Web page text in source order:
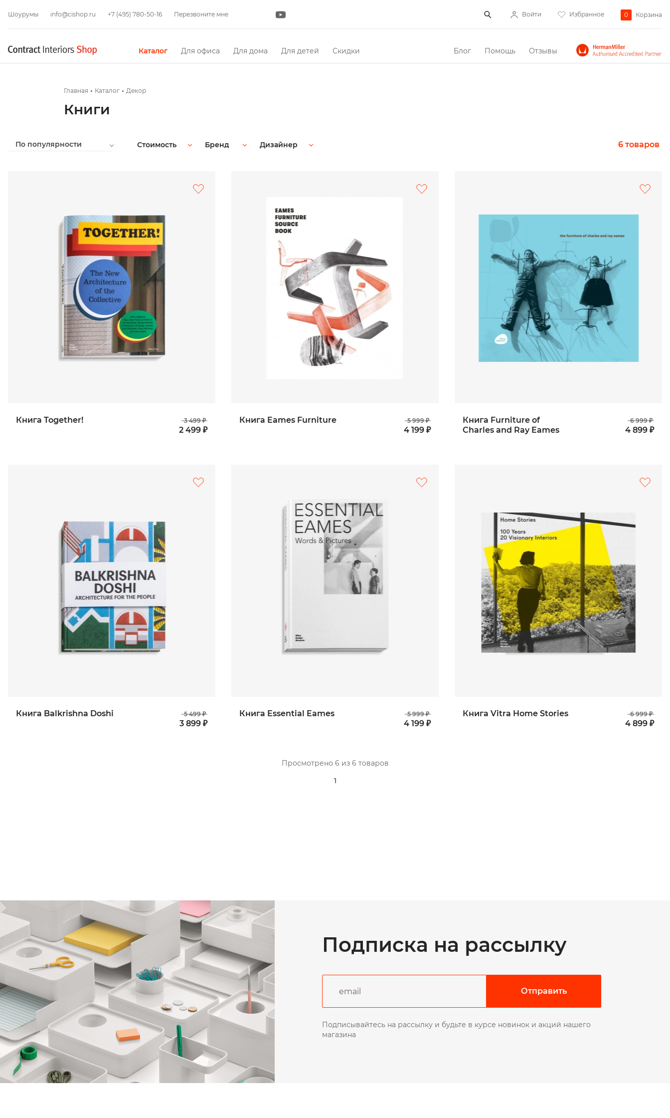
Шоурумы info@cishop.ru +7 (495) 780-50-16 Перезвоните мне Войти Избранное 0 Корзина
Каталог Для офиса Для дома Для детей Скидки Блог Помощь Отзывы
Главная Каталог Декор
Книги
По популярности Стоимость Бренд Дизайнер 6 товаров
Книга Together! 3 499 ₽
2 499 ₽
Книга Eames Furniture 5 999 ₽
4 199 ₽
Книга Furniture of
Charles and Ray Eames
6 999 ₽
4 899 ₽
Книга Balkrishna Doshi 5 499 ₽
3 899 ₽
Книга Essential Eames 5 999 ₽
4 199 ₽
Книга Vitra Home Stories 6 999 ₽
4 899 ₽
Просмотрено 6 из 6 товаров
1
Подписка на рассылку
Отправить
Подписывайтесь на рассылку и будьте в курсе новинок и акций нашего
магазина